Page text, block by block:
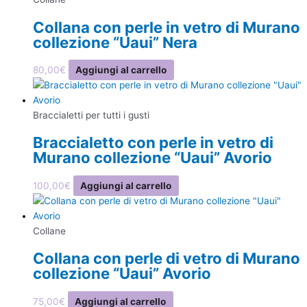
Collana con perle in vetro di Murano
collezione “Uaui” Nera
80,00€ Aggiungi al carrello
Braccialetti per tutti i gusti
Braccialetto con perle in vetro di
Murano collezione “Uaui” Avorio
100,00€ Aggiungi al carrello
Collane
Collana con perle di vetro di Murano
collezione “Uaui” Avorio
75,00€ Aggiungi al carrello